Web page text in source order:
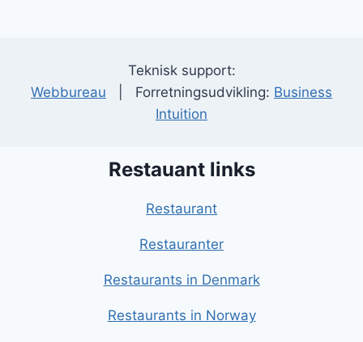
Teknisk support:
Webbureau | Forretningsudvikling: Business
Intuition
Restauant links
Restaurant
Restauranter
Restaurants in Denmark
Restaurants in Norway